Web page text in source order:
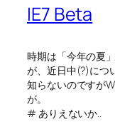
IE7 Beta
時期は「今年の夏
が、近日中(?)につ
知らないのですが
が。
# ありえないか..